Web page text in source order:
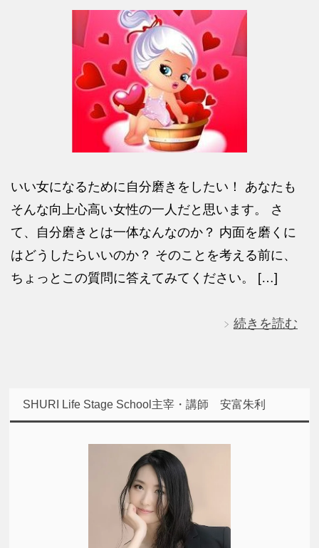
いい女になるために自分磨きをしたい！ あなたも
そんな向上心高い女性の一人だと思います。 さ
て、自分磨きとは一体なんなのか？ 内面を磨くに
はどうしたらいいのか？ そのことを考える前に、
ちょっとこの質問に答えてみてください。 […]
続きを読む
SHURI Life Stage School主宰・講師 安富朱利